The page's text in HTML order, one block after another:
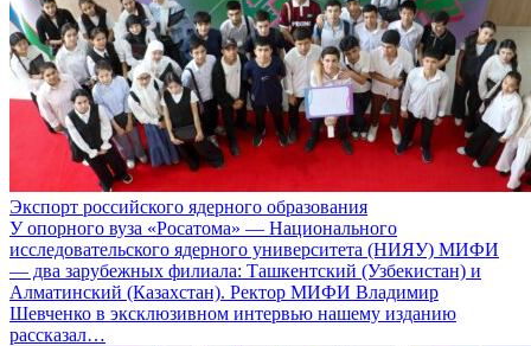
Экспорт российского ядерного образования
У опорного вуза «Росатома» — Национального
исследовательского ядерного университета (НИЯУ) МИФИ
— два зарубежных филиала: Ташкентский (Узбекистан) и
Алматинский (Казахстан). Ректор МИФИ Владимир
Шевченко в эксклюзивном интервью нашему изданию
рассказал…